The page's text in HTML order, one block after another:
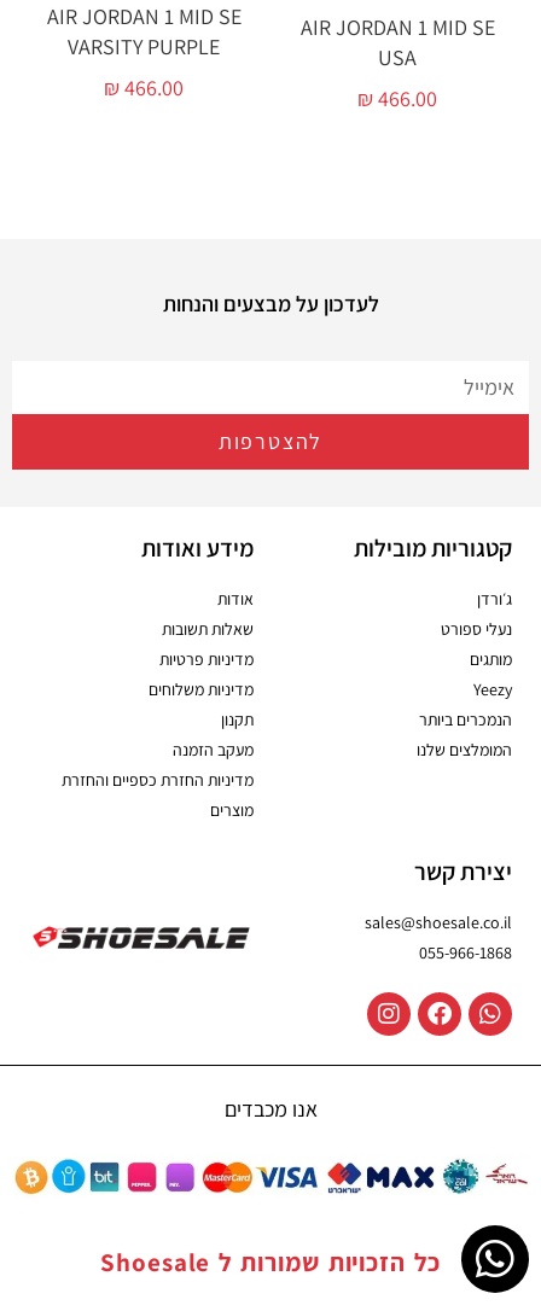
AIR JORDAN 1 MID SE
USA
₪466.00
AIR JORDAN 1 MID SE
VARSITY PURPLE
₪466.00
לעדכון על מבצעים והנחות
להצטרפות
קטגוריות מובילות
ג׳ורדן
נעלי ספורט
מותגים
Yeezy
הנמכרים ביותר
המומלצים שלנו
מידע ואודות
אודות
שאלות תשובות
מדיניות פרטיות
מדיניות משלוחים
תקנון
מעקב הזמנה
מדיניות החזרת כספיים והחזרת
מוצרים
יצירת קשר
sales@shoesale.co.il
055-966-1868
אנו מכבדים
כל הזכויות שמורות ל Shoesale